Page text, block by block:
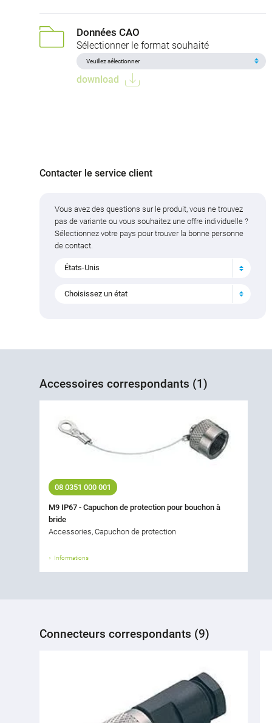
Données CAO
Sélectionner le format souhaité
download
Contacter le service client
Vous avez des questions sur le produit, vous ne trouvez
pas de variante ou vous souhaitez une offre individuelle ?
Sélectionnez votre pays pour trouver la bonne personne
de contact.
États-Unis
Choisissez un état
Accessoires correspondants (1)
08 0351 000 001
M9 IP67 - Capuchon de protection pour bouchon à
bride
Accessories, Capuchon de protection
Informations
Connecteurs correspondants (9)